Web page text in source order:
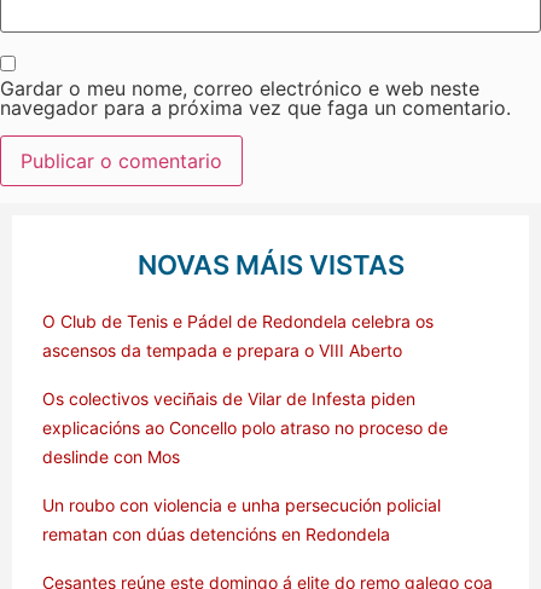
Gardar o meu nome, correo electrónico e web neste
navegador para a próxima vez que faga un comentario.
NOVAS MÁIS VISTAS
O Club de Tenis e Pádel de Redondela celebra os
ascensos da tempada e prepara o VIII Aberto
Os colectivos veciñais de Vilar de Infesta piden
explicacións ao Concello polo atraso no proceso de
deslinde con Mos
Un roubo con violencia e unha persecución policial
rematan con dúas detencións en Redondela
Cesantes reúne este domingo á elite do remo galego coa